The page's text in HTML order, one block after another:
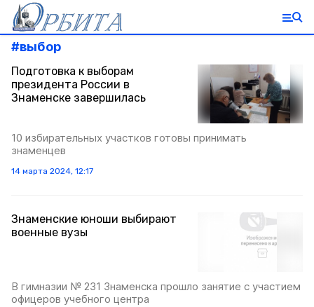
#выбор
Подготовка к выборам
президента России в
Знаменске завершилась
10 избирательных участков готовы принимать
знаменцев
14 марта 2024, 12:17
Знаменские юноши выбирают
военные вузы
В гимназии № 231 Знаменска прошло занятие с участием
офицеров учебного центра